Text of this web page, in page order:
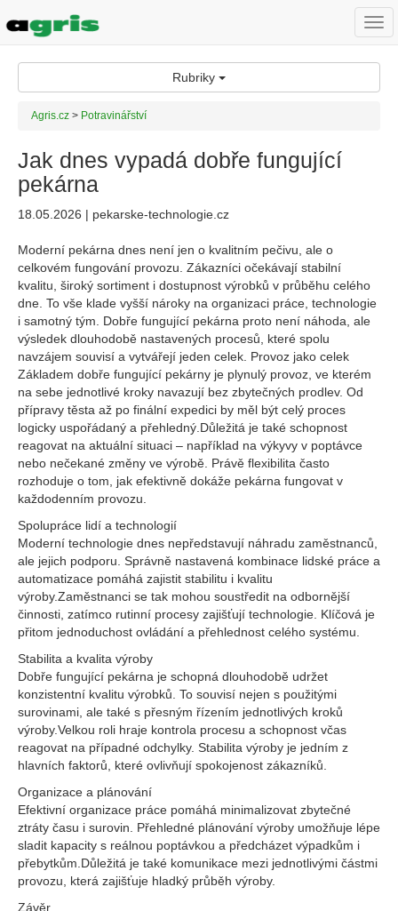
Rubriky
Agris.cz > Potravinářství
Jak dnes vypadá dobře fungující
pekárna
18.05.2026 | pekarske-technologie.cz
Moderní pekárna dnes není jen o kvalitním pečivu, ale o
celkovém fungování provozu. Zákazníci očekávají stabilní
kvalitu, široký sortiment i dostupnost výrobků v průběhu celého
dne. To vše klade vyšší nároky na organizaci práce, technologie
i samotný tým. Dobře fungující pekárna proto není náhoda, ale
výsledek dlouhodobě nastavených procesů, které spolu
navzájem souvisí a vytvářejí jeden celek. Provoz jako celek
Základem dobře fungující pekárny je plynulý provoz, ve kterém
na sebe jednotlivé kroky navazují bez zbytečných prodlev. Od
přípravy těsta až po finální expedici by měl být celý proces
logicky uspořádaný a přehledný.Důležitá je také schopnost
reagovat na aktuální situaci – například na výkyvy v poptávce
nebo nečekané změny ve výrobě. Právě flexibilita často
rozhoduje o tom, jak efektivně dokáže pekárna fungovat v
každodenním provozu.
Spolupráce lidí a technologií
Moderní technologie dnes nepředstavují náhradu zaměstnanců,
ale jejich podporu. Správně nastavená kombinace lidské práce a
automatizace pomáhá zajistit stabilitu i kvalitu
výroby.Zaměstnanci se tak mohou soustředit na odbornější
činnosti, zatímco rutinní procesy zajišťují technologie. Klíčová je
přitom jednoduchost ovládání a přehlednost celého systému.
Stabilita a kvalita výroby
Dobře fungující pekárna je schopná dlouhodobě udržet
konzistentní kvalitu výrobků. To souvisí nejen s použitými
surovinami, ale také s přesným řízením jednotlivých kroků
výroby.Velkou roli hraje kontrola procesu a schopnost včas
reagovat na případné odchylky. Stabilita výroby je jedním z
hlavních faktorů, které ovlivňují spokojenost zákazníků.
Organizace a plánování
Efektivní organizace práce pomáhá minimalizovat zbytečné
ztráty času i surovin. Přehledné plánování výroby umožňuje lépe
sladit kapacity s reálnou poptávkou a předcházet výpadkům i
přebytkům.Důležitá je také komunikace mezi jednotlivými částmi
provozu, která zajišťuje hladký průběh výroby.
Závěr